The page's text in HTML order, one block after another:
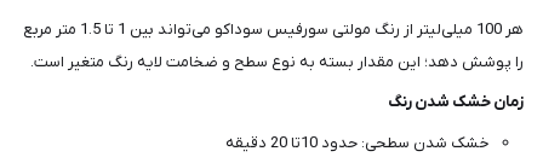
هر 100 میلی‌لیتر از رنگ مولتی سورفیس سوداکو می‌تواند بین 1 تا 1.5 متر مربع
را پوشش دهد؛ این مقدار بسته به نوع سطح و ضخامت لایه رنگ متغیر است.
زمان خشک شدن رنگ
خشک شدن سطحی: حدود 10تا 20 دقیقه